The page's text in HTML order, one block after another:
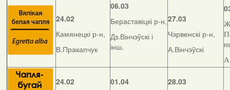
24.02
Камянецкі р-н,
В.Пракапчук
06.03
Бераставіцкі р-н,
Дз.Вінчэўскі і
інш.
27.03
Чэрвенскі р-н,
А.Вінчэўскі
24.02
01.04
28.03